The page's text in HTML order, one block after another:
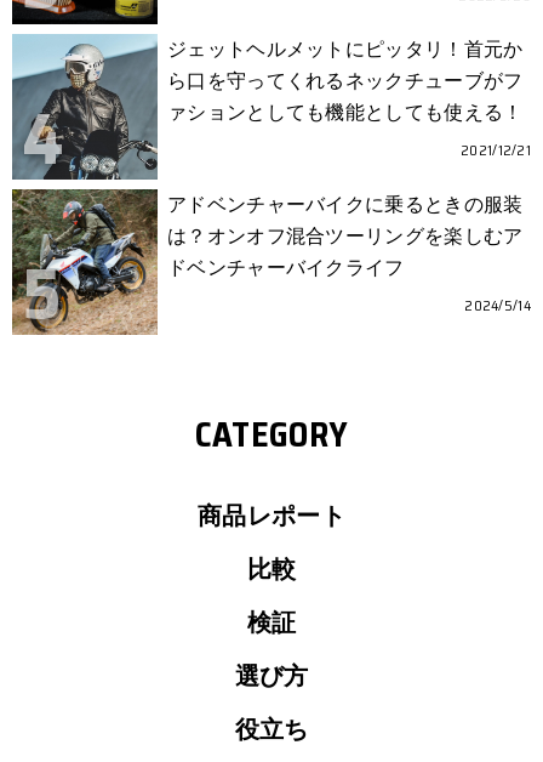
ジェットヘルメットにピッタリ！首元か
ら口を守ってくれるネックチューブがフ
ァションとしても機能としても使える！
2021/12/21
アドベンチャーバイクに乗るときの服装
は？オンオフ混合ツーリングを楽しむア
ドベンチャーバイクライフ
2024/5/14
CATEGORY
商品レポート
比較
検証
選び方
役立ち